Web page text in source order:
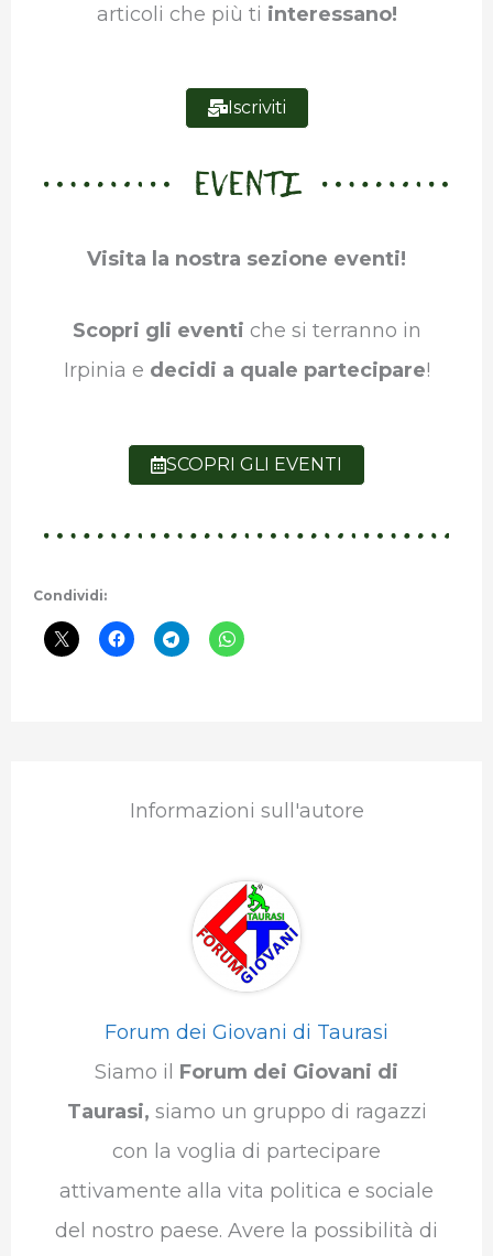
articoli che più ti interessano!
Iscriviti
EVENTI
Visita la nostra sezione eventi!
Scopri gli eventi che si terranno in
Irpinia e decidi a quale partecipare!
SCOPRI GLI EVENTI
Condividi:
Informazioni sull'autore
Forum dei Giovani di Taurasi
Siamo il Forum dei Giovani di
Taurasi, siamo un gruppo di ragazzi
con la voglia di partecipare
attivamente alla vita politica e sociale
del nostro paese. Avere la possibilità di